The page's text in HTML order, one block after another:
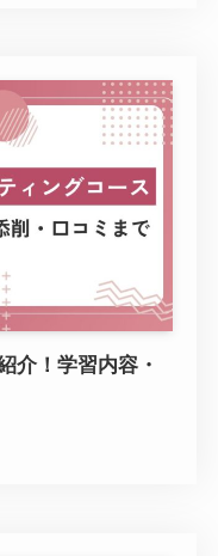
介！学習内容・